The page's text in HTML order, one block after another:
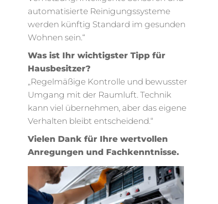
automatisierte Reinigungssysteme
werden künftig Standard im gesunden
Wohnen sein.“
Was ist Ihr wichtigster Tipp für
Hausbesitzer?
„Regelmäßige Kontrolle und bewusster
Umgang mit der Raumluft. Technik
kann viel übernehmen, aber das eigene
Verhalten bleibt entscheidend.“
Vielen Dank für Ihre wertvollen
Anregungen und Fachkenntnisse.